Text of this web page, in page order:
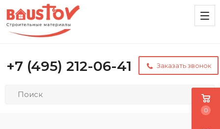
+7 (495) 212-06-41 Заказать звонок
0